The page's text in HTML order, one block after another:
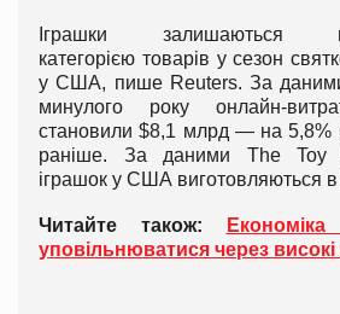
Іграшки залишаються
категорією товарів у сезон
у США, пише Reuters. За
минулого року онлайн-
становили $8,1 млрд — на 5,8%
раніше. За даними The Toy
іграшок у США виготовляються в
Читайте також:
уповільнюватися через